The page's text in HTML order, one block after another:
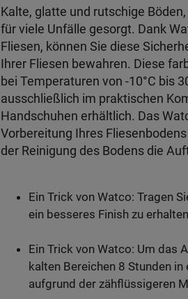
Kalte, glatte und rutschige
für viele Unfälle gesorgt. Dank
Fliesen, können Sie diese
Ihrer Fliesen bewahren. Diese
bei Temperaturen von -10°C bis
ausschließlich im praktischen
Handschuhen erhältlich. Das
Vorbereitung Ihres
der Reinigung des Bodens die
Ein Trick von Watco: Tragen
ein besseres Finish zu
Ein Trick von Watco: Um das
kalten Bereichen 8 Stunden
aufgrund der zähflüssigeren